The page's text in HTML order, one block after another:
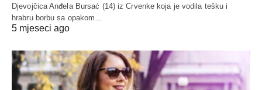
Djevojčica Anđela Bursać (14) iz Crvenke koja je vodila tešku i
hrabru borbu sa opakom…
5 mjeseci ago